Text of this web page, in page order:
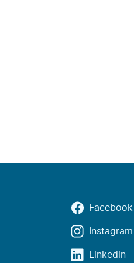
Facebook
Instagram
Linkedin